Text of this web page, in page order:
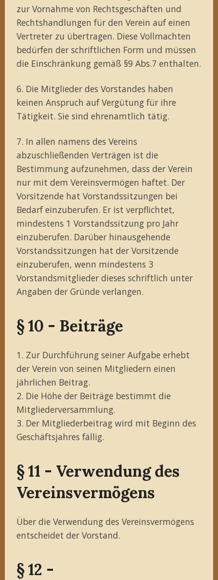
zur Vornahme von Rechtsgeschäften und
Rechtshandlungen für den Verein auf einen
Vertreter zu übertragen. Diese Vollmachten
bedürfen der schriftlichen Form und müssen
die Einschränkung gemäß §9 Abs.7 enthalten.
6. Die Mitglieder des Vorstandes haben
keinen Anspruch auf Vergütung für ihre
Tätigkeit. Sie sind ehrenamtlich tätig.
7. In allen namens des Vereins
abzuschließenden Verträgen ist die
Bestimmung aufzunehmen, dass der Verein
nur mit dem Vereinsvermögen haftet. Der
Vorsitzende hat Vorstandssitzungen bei
Bedarf einzuberufen. Er ist verpflichtet,
mindestens 1 Vorstandssitzung pro Jahr
einzuberufen. Darüber hinausgehende
Vorstandssitzungen hat der Vorsitzende
einzuberufen, wenn mindestens 3
Vorstandsmitglieder dieses schriftlich unter
Angaben der Gründe verlangen.
§ 10 - Beiträge
1. Zur Durchführung seiner Aufgabe erhebt
der Verein von seinen Mitgliedern einen
jährlichen Beitrag.
2. Die Höhe der Beiträge bestimmt die
Mitgliederversammlung.
3. Der Mitgliederbeitrag wird mit Beginn des
Geschäftsjahres fällig.
§ 11 - Verwendung des
Vereinsvermögens
Über die Verwendung des Vereinsvermögens
entscheidet der Vorstand.
§ 12 -